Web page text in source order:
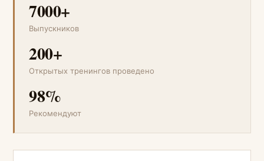
7000+
Выпускников
200+
Открытых тренингов проведено
98%
Рекомендуют